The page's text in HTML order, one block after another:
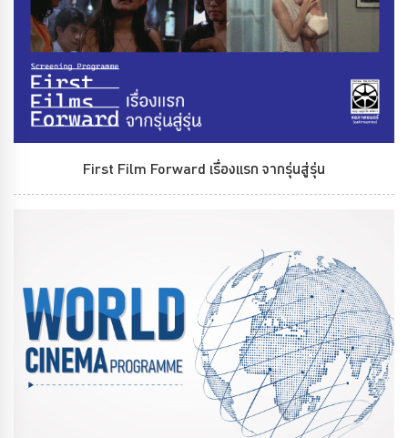
First Film Forward เรื่องแรก จากรุ่นสู่รุ่น